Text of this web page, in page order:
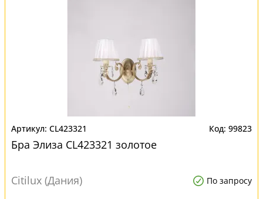
CL423321 99823
Бра Элиза CL423321 золотое
Citilux (Дания) По запросу